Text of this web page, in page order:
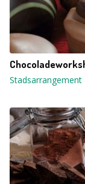
Stadsarrangement